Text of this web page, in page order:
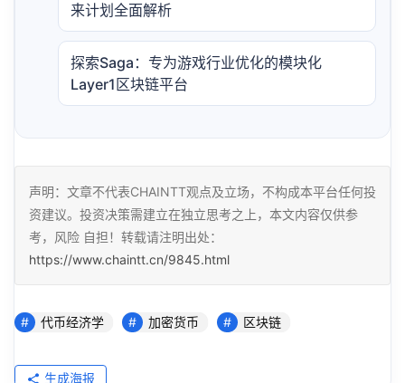
来计划全面解析
探索Saga：专为游戏行业优化的模块化
Layer1区块链平台
声明：文章不代表CHAINTT观点及立场，不构成本平台任何投
资建议。投资决策需建立在独立思考之上，本文内容仅供参
考，风险 自担！转载请注明出处：
https://www.chaintt.cn/9845.html
代币经济学 加密货币 区块链
生成海报